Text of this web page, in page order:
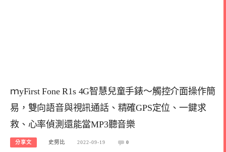
ｍyFirst Fone R1s 4G智慧兒童手錶～觸控介面操作簡
易，雙向語音與視訊通話、精確GPS定位、一鍵求
救、心率偵測還能當MP3聽音樂
分享文 史努比 2022-09-19 0